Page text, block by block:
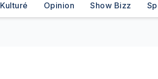
Kulturé Opinion Show Bizz